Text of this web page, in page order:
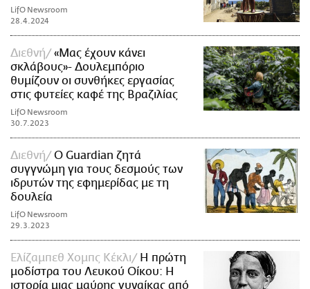
LifO Newsroom
28.4.2024
Διεθνή
«Μας έχουν κάνει
σκλάβους»- Δουλεμπόριο
θυμίζουν οι συνθήκες εργασίας
στις φυτείες καφέ της Βραζιλίας
LifO Newsroom
30.7.2023
Διεθνή
Ο Guardian ζητά
συγγνώμη για τους δεσμούς των
ιδρυτών της εφημερίδας με τη
δουλεία
LifO Newsroom
29.3.2023
Ελίζαμπεθ Χομπς Κέκλι
Η πρώτη
μοδίστρα του Λευκού Οίκου: Η
ιστορία μιας μαύρης γυναίκας από